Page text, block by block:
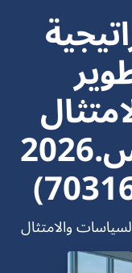
دبي 17.اغسطس.2026
والامتثال